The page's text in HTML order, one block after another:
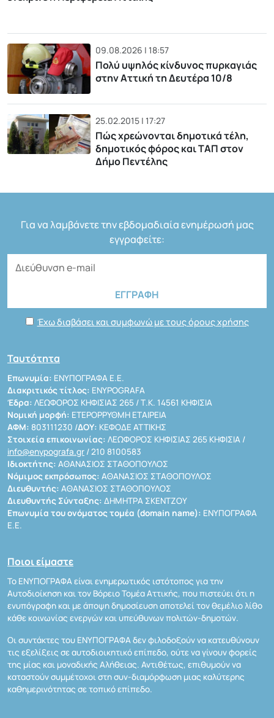
09.08.2026 | 18:57
Πολύ υψηλός κίνδυνος πυρκαγιάς
στην Αττική τη Δευτέρα 10/8
25.02.2015 | 17:27
Πώς χρεώνονται δημοτικά τέλη,
δημοτικός φόρος και ΤΑΠ στον
Δήμο Πεντέλης
Για να λαμβάνετε την εβδομαδιαία ενημέρωσή μας
εγγραφείτε:
Έχω διαβάσει και συμφωνώ με τους όρους χρήσης
Ταυτότητα
Επωνυμία: ΕΝΥΠΟΓΡΑΦΑ Ε.Ε.
Διακριτικός τίτλος: ENYPOGRAFA
Έδρα: ΛΕΩΦΟΡΟΣ ΚΗΦΙΣΙΑΣ 265 / Τ.Κ. 14561 ΚΗΦΙΣΙΑ
Νομική μορφή: ΕΤΕΡΟΡΡΥΘΜΗ ΕΤΑΙΡΕΙΑ
ΑΦΜ: 803111230 /ΔΟΥ: ΚΕΦΟΔΕ ΑΤΤΙΚΗΣ
Στοιχεία επικοινωνίας: ΛΕΩΦΟΡΟΣ ΚΗΦΙΣΙΑΣ 265 ΚΗΦΙΣΙΑ /
info@enypografa.gr / 210 8100583
Ιδιοκτήτης: ΑΘΑΝΑΣΙΟΣ ΣΤΑΘΟΠΟΥΛΟΣ
Νόμιμος εκπρόσωπος: ΑΘΑΝΑΣΙΟΣ ΣΤΑΘΟΠΟΥΛΟΣ
Διευθυντής: ΑΘΑΝΑΣΙΟΣ ΣΤΑΘΟΠΟΥΛΟΣ
Διευθυντής Σύνταξης: ΔΗΜΗΤΡΑ ΣΚΕΝΤΖΟΥ
Επωνυμία του ονόματος τομέα (domain name): ΕΝΥΠΟΓΡΑΦΑ
Ε.Ε.
Ποιοι είμαστε
Το ΕΝΥΠΟΓΡΑΦΑ είναι ενημερωτικός ιστότοπος για την
Αυτοδιοίκηση και τον Βόρειο Τομέα Αττικής, που πιστεύει ότι η
ενυπόγραφη και με άποψη δημοσίευση αποτελεί τον θεμέλιο λίθο
κάθε κοινωνίας ενεργών και υπεύθυνων πολιτών-δημοτών.
Οι συντάκτες του ΕΝΥΠΟΓΡΑΦΑ δεν φιλοδοξούν να κατευθύνουν
τις εξελίξεις σε αυτοδιοικητικό επίπεδο, ούτε να γίνουν φορείς
της μίας και μοναδικής Αλήθειας. Αντιθέτως, επιθυμούν να
καταστούν συμμέτοχοι στη συν-διαμόρφωση μιας καλύτερης
καθημερινότητας σε τοπικό επίπεδο.